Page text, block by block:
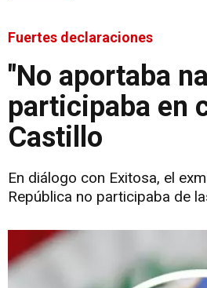
Fuertes declaraciones
"No aportaba
participaba en
Castillo
En diálogo con Exitosa, el
República no participaba de